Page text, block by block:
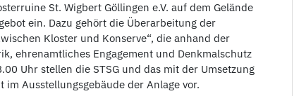
St. Wigbert Göllingen e.V. auf dem Gelände
ein. Dazu gehört die Überarbeitung der
Kloster und Konserve“, die anhand der
ehrenamtliches Engagement und Denkmalschutz
Uhr stellen die STSG und das mit der Umsetzung
Ausstellungsgebäude der Anlage vor.